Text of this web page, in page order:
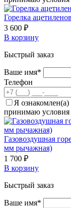
Горелка
3 600 ₽
В корзину
Быстрый заказ
Ваше имя*
Телефон
Я ознакомлен(а)
принимаю условия
Газовоздушная
мм рычажная)
1 700 ₽
В корзину
Быстрый заказ
Ваше имя*